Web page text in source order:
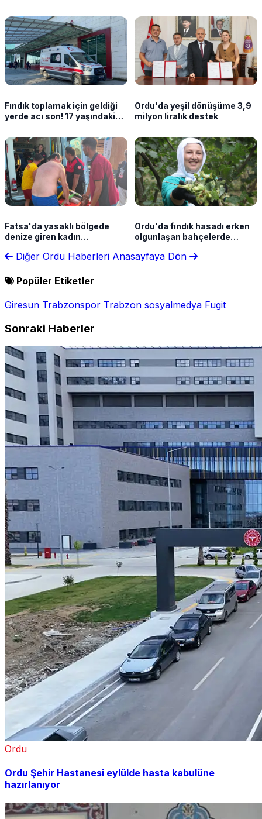
Fındık toplamak için geldiği
yerde acı son! 17 yaşındaki
bakımda
Ordu'da yeşil dönüşüme 3,9
milyon liralık destek
Fatsa'da yasaklı bölgede
denize giren kadın
kurtuldu
Ordu'da fındık hasadı erken
olgunlaşan bahçelerde
Diğer Ordu Haberleri Anasayfaya Dön
Popüler Etiketler
Giresun Trabzonspor Trabzon sosyalmedya Fugit
Sonraki Haberler
Ordu
Ordu Şehir Hastanesi eylülde hasta kabulüne
hazırlanıyor